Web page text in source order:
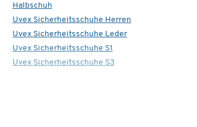
Halbschuh
Uvex Sicherheitsschuhe Herren
Uvex Sicherheitsschuhe Leder
Uvex Sicherheitsschuhe S1
Uvex Sicherheitsschuhe S3